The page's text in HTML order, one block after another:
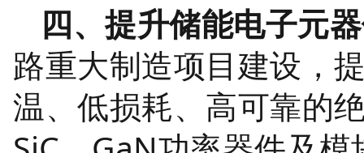
四、提升储能电子元
路重大制造项目建设，
温、低损耗、高可靠的